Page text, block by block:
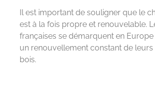
Il est important de souligner que le
est à la fois propre et renouvelable.
françaises se démarquent en
un renouvellement constant de
bois.